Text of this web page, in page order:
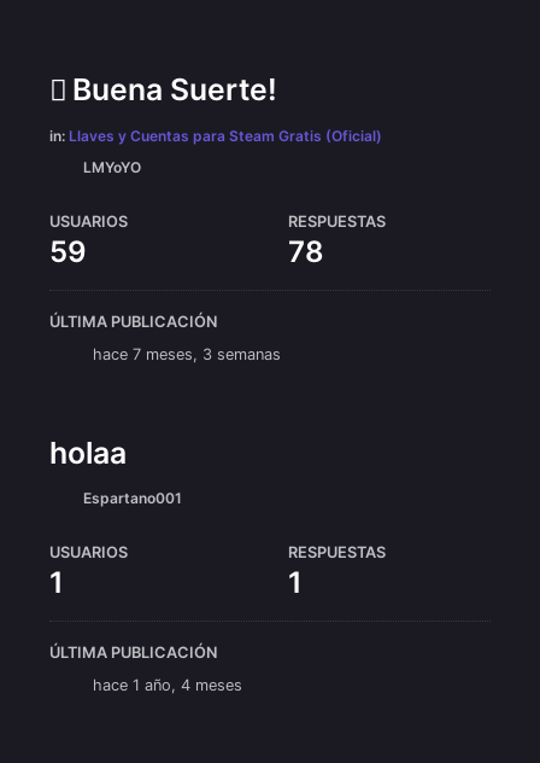
Buena Suerte!
in: Llaves y Cuentas para Steam Gratis (Oficial)
LMYoYO
USUARIOS
59
RESPUESTAS
78
ÚLTIMA PUBLICACIÓN
hace 7 meses, 3 semanas
holaa
Espartano001
USUARIOS
1
RESPUESTAS
1
ÚLTIMA PUBLICACIÓN
hace 1 año, 4 meses